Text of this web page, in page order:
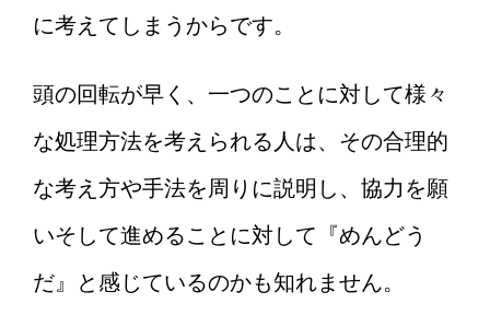
に考えてしまうからです。
頭の回転が早く、一つのことに対して様々
な処理方法を考えられる人は、その合理的
な考え方や手法を周りに説明し、協力を願
いそして進めることに対して『めんどう
だ』と感じているのかも知れません。